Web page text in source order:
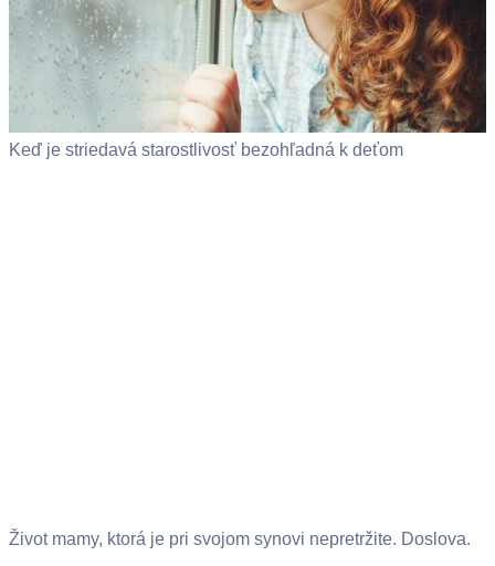
Keď je striedavá starostlivosť bezohľadná k deťom
Život mamy, ktorá je pri svojom synovi nepretržite. Doslova.